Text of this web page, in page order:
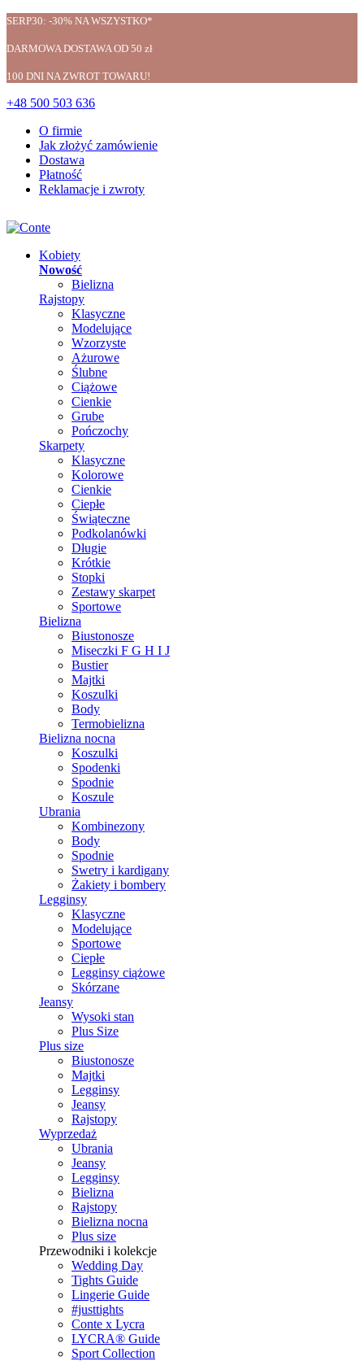
SERP30: -30% NA WSZYSTKO*
DARMOWA DOSTAWA OD 50 zł
100 DNI NA ZWROT TOWARU!
+48 500 503 636
O firmie
Jak złożyć zamówienie
Dostawa
Płatność
Reklamacje i zwroty
Kobiety
Nowość
Bielizna
Rajstopy
Klasyczne
Modelujące
Wzorzyste
Ażurowe
Ślubne
Ciążowe
Cienkie
Grube
Pończochy
Skarpety
Klasyczne
Kolorowe
Cienkie
Ciepłe
Świąteczne
Podkolanówki
Długie
Krótkie
Stopki
Zestawy skarpet
Sportowe
Bielizna
Biustonosze
Miseczki F G H I J
Bustier
Majtki
Koszulki
Body
Termobielizna
Bielizna nocna
Koszulki
Spodenki
Spodnie
Koszule
Ubrania
Kombinezony
Body
Spodnie
Swetry i kardigany
Żakiety i bombery
Legginsy
Klasyczne
Modelujące
Sportowe
Ciepłe
Legginsy ciążowe
Skórzane
Jeansy
Wysoki stan
Plus Size
Plus size
Biustonosze
Majtki
Legginsy
Jeansy
Rajstopy
Wyprzedaż
Ubrania
Jeansy
Legginsy
Bielizna
Rajstopy
Bielizna nocna
Plus size
Przewodniki i kolekcje
Wedding Day
Tights Guide
Lingerie Guide
#justtights
Conte x Lycra
LYCRA® Guide
Sport Сollection